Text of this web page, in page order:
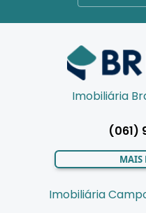
Imobiliária
(061)
MAIS
Imobiliária